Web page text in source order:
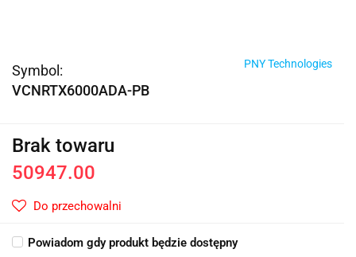
Symbol:
VCNRTX6000ADA-PB
PNY Technologies
Brak towaru
50947.00
Do przechowalni
Powiadom gdy produkt będzie dostępny